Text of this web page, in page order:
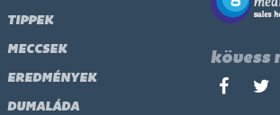
TIPPEK
MECCSEK
EREDMÉNYEK
DUMALÁDA
kövess